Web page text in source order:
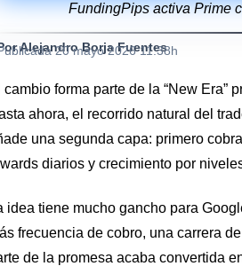
FundingPips activa Prime
Alejandro Borja Fuentes
20 mayo 2026 11:38h
cambio forma parte de la “New Era”
ahora, el recorrido natural del
una segunda capa: primero
diarios y crecimiento por
idea tiene mucho gancho para
frecuencia de cobro, una carrera
de la promesa acaba convertida